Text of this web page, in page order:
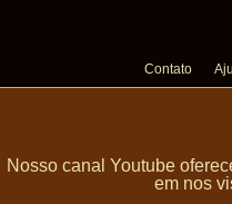
Contato
Nosso canal Youtube
em nos